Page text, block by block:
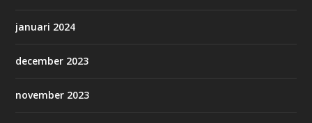
januari 2024
december 2023
november 2023